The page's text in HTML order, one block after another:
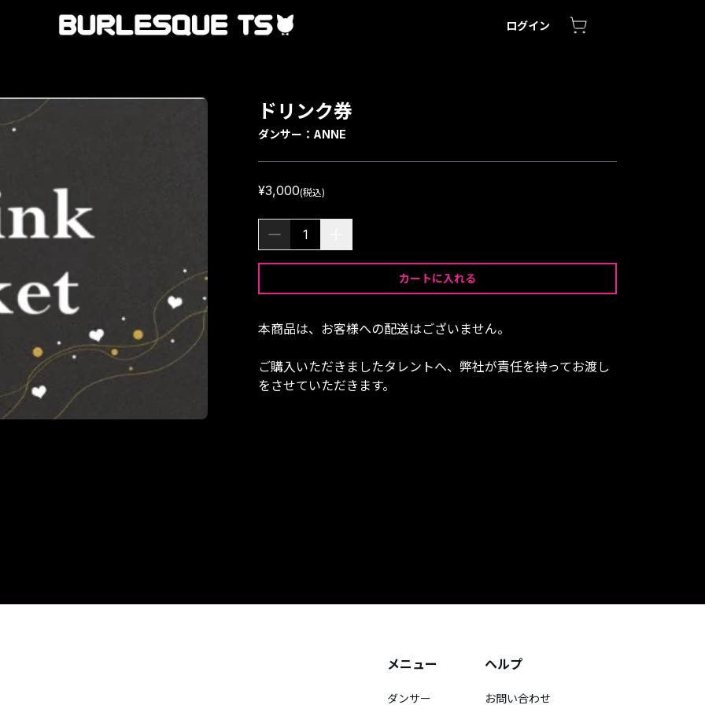
ログイン
ドリンク券
ダンサー： ANNE
¥3,000(税込)
1
カートに入れる
本商品は、お客様への配送はございません。
ご購入いただきましたタレントへ、弊社が責任を持ってお渡し
をさせていただきます。
メニュー
ダンサー
ヘルプ
お問い合わせ